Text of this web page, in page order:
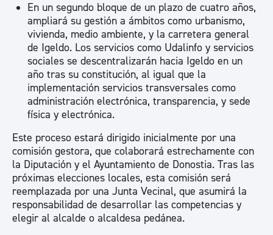
En un segundo bloque de un plazo de cuatro años,
ampliará su gestión a ámbitos como urbanismo,
vivienda, medio ambiente, y la carretera general
de Igeldo. Los servicios como Udalinfo y servicios
sociales se descentralizarán hacia Igeldo en un
año tras su constitución, al igual que la
implementación servicios transversales como
administración electrónica, transparencia, y sede
física y electrónica.
Este proceso estará dirigido inicialmente por una
comisión gestora, que colaborará estrechamente con
la Diputación y el Ayuntamiento de Donostia. Tras las
próximas elecciones locales, esta comisión será
reemplazada por una Junta Vecinal, que asumirá la
responsabilidad de desarrollar las competencias y
elegir al alcalde o alcaldesa pedánea.